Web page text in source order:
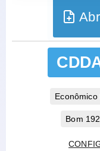
Econômico
Bom